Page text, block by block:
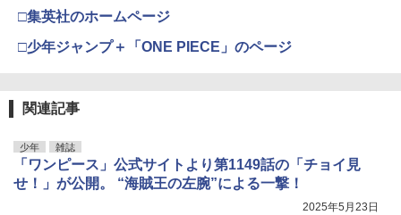
□集英社のホームページ
□少年ジャンプ＋「ONE PIECE」のページ
関連記事
少年 雑誌
「ワンピース」公式サイトより第1149話の「チョイ見
せ！」が公開。 “海賊王の左腕”による一撃！
2025年5月23日